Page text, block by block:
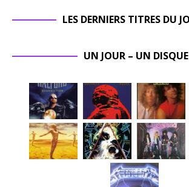
LES DERNIERS TITRES DU
UN JOUR – UN DISQUE